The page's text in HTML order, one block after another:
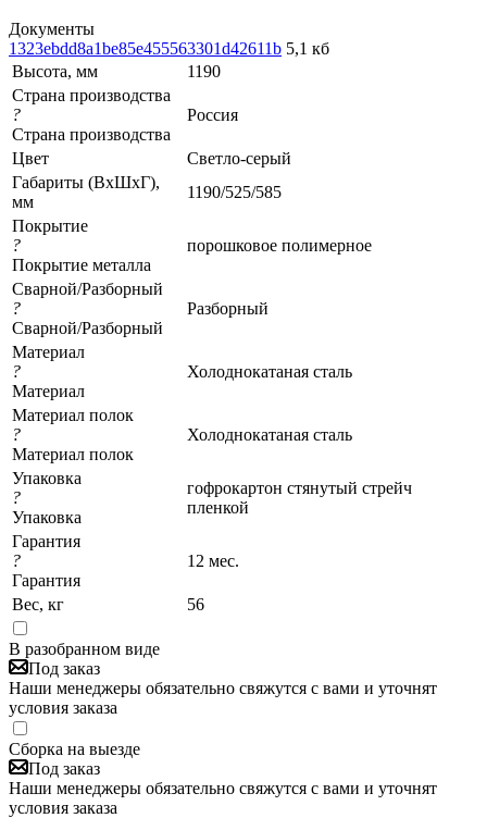
Документы
1323ebdd8a1be85e455563301d42611b 5,1 кб
Высота, мм
1190
Страна производства
?
Страна производства
Россия
Цвет
Светло-серый
Габариты (ВхШхГ),
мм
1190/525/585
Покрытие
?
Покрытие металла
порошковое полимерное
Сварной/Разборный
?
Сварной/Разборный
Разборный
Материал
?
Материал
Холоднокатаная сталь
Материал полок
?
Материал полок
Холоднокатаная сталь
Упаковка
?
Упаковка
гофрокартон стянутый стрейч
пленкой
Гарантия
?
Гарантия
12 мес.
Вес, кг 56
В разобранном виде
Под заказ
Наши менеджеры обязательно свяжутся с вами и уточнят
условия заказа
Сборка на выезде
Под заказ
Наши менеджеры обязательно свяжутся с вами и уточнят
условия заказа